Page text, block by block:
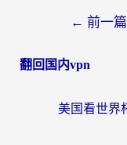
← 前一
翻回国内vpn